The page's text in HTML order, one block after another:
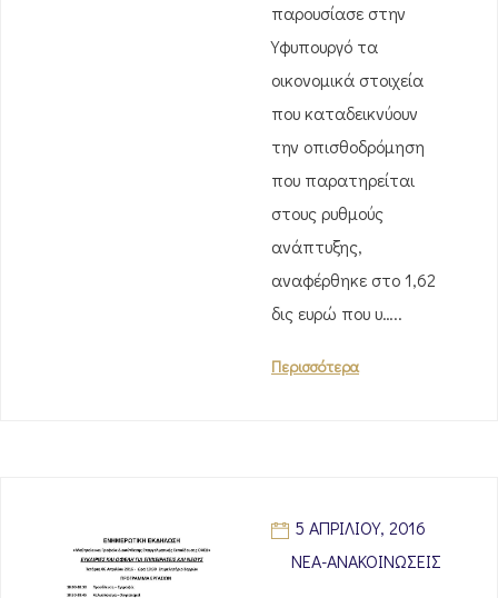
παρουσίασε στην
Υφυπουργό τα
οικονομικά στοιχεία
που καταδεικνύουν
την οπισθοδρόμηση
που παρατηρείται
στους ρυθμούς
ανάπτυξης,
αναφέρθηκε στο 1,62
δις ευρώ που υ…..
Περισσότερα
5 ΑΠΡΙΛΊΟΥ, 2016
ΝΈΑ-ΑΝΑΚΟΙΝΏΣΕΙΣ